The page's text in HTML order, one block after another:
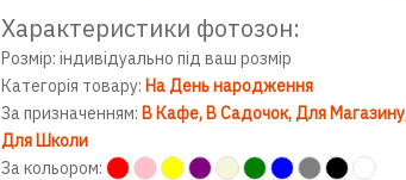
Характеристики фотозон:
Розмір: індивідуально під ваш розмір
Категорія товару: На День народження
За призначенням: В Кафе В Садочок Для Магазину
Для Школи
За кольором: